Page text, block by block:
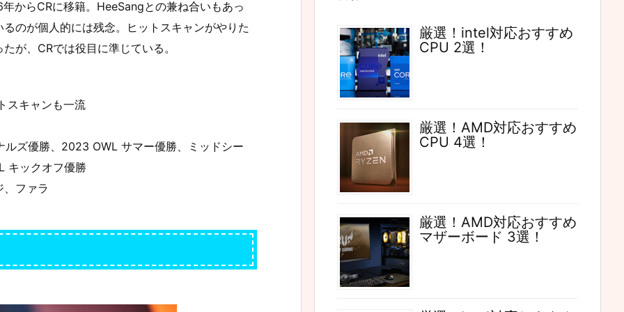
からCRに移籍。HeeSangとの兼ね合いもあっ
のが個人的には残念。ヒットスキャンがやりた
が、CRでは役目に準じている。
スキャンも一流
ズ優勝、2023 OWL サマー優勝、ミッドシー
キックオフ優勝
ファラ
厳選！intel対応おすすめ
CPU 2選！
厳選！AMD対応おすすめ
CPU 4選！
厳選！AMD対応おすすめ
マザーボード 3選！